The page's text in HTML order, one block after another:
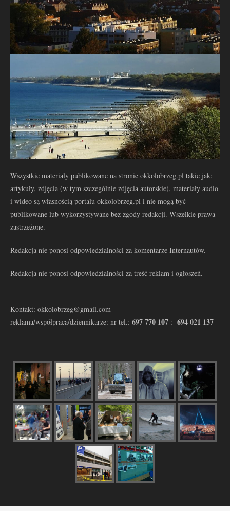
Wszystkie materiały publikowane na stronie okkolobrzeg.pl takie jak:
artykuły, zdjęcia (w tym szczególnie zdjęcia autorskie), materiały audio
i wideo są własnością portalu okkolobrzeg.pl i nie mogą być
publikowane lub wykorzystywane bez zgody redakcji. Wszelkie prawa
zastrzeżone.
Redakcja nie ponosi odpowiedzialności za komentarze Internautów.
Redakcja nie ponosi odpowiedzialności za treść reklam i ogłoszeń.
Kontakt: okkolobrzeg@gmail.com
reklama/współpraca/dziennikarze: nr tel.: 697 770 107 : 694 021 137